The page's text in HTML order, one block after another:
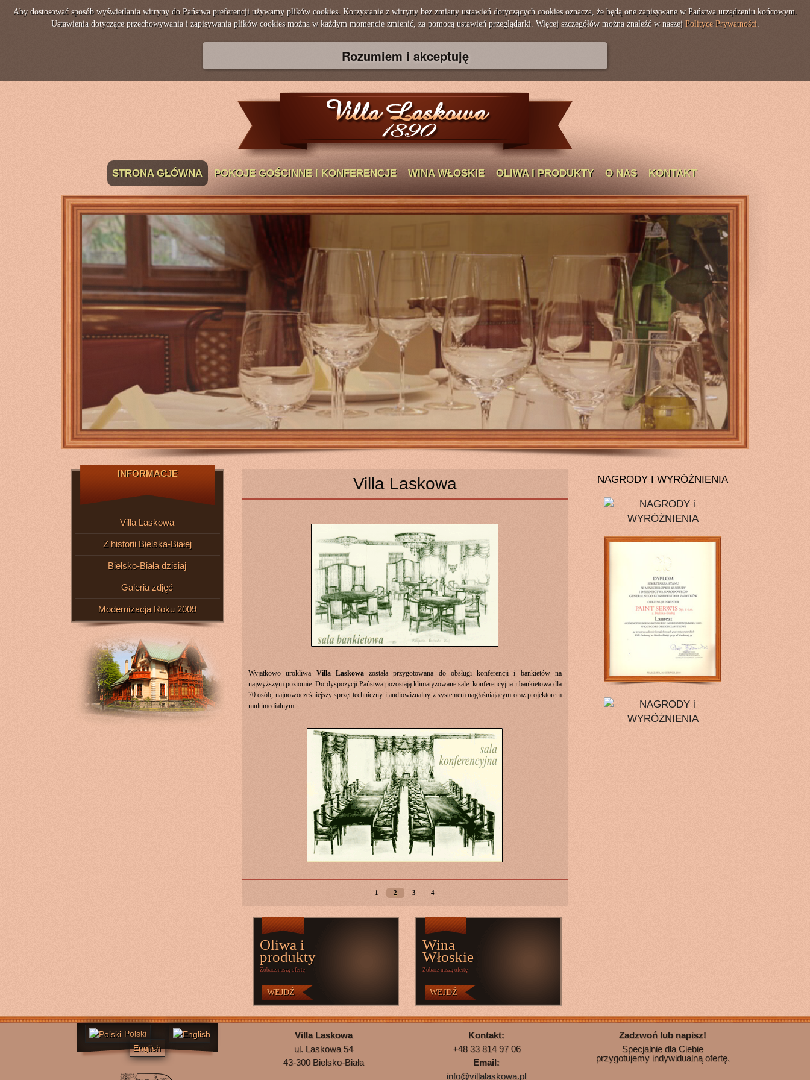
Aby dostosować sposób wyświetlania witryny do Państwa preferencji używamy plików cookies. Korzystanie z witryny bez zmiany ustawień dotyczących cookies oznacza, że będą one zapisywane w Państwa urządzeniu końcowym.
Ustawienia dotyczące przechowywania i zapisywania plików cookies można w każdym momencie zmienić, za pomocą ustawień przeglądarki. Więcej szczegółów można znaleźć w naszej Polityce Prywatności.
Rozumiem i akceptuję
STRONA GŁÓWNA POKOJE GOŚCINNE I KONFERENCJE WINA WŁOSKIE OLIWA I PRODUKTY O NAS KONTAKT
INFORMACJE
Villa Laskowa
Z historii Bielska-Białej
Bielsko-Biała dzisiaj
Galeria zdjęć
Modernizacja Roku 2009
Villa Laskowa
Wyjątkowo urokliwa Villa Laskowazostała przygotowana do obsługi konferencji i bankietów na
najwyższym poziomie. Do dyspozycji Państwa pozostają klimatyzowane sale: konferencyjna i bankietowa dla
70 osób, najnowocześniejszy sprzęt techniczny i audiowizualny z systemem nagłaśniającym oraz projektorem
multimedialnym.
1 2 3 4
Oliwa i
produkty
Zobacz naszą ofertę
WEJDŹ
Wina
Włoskie
Zobacz naszą ofertę
WEJDŹ
NAGRODY I WYRÓŻNIENIA
Polski
English
Villa Laskowa
ul. Laskowa 54
43-300 Bielsko-Biała
Kontakt:
+48 33 814 97 06
Email:
info@villalaskowa.pl
Zadzwoń lub napisz!
Specjalnie dla Ciebie
przygotujemy indywidualną ofertę.